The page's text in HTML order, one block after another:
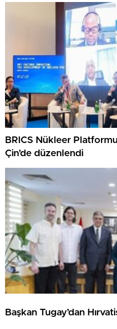
yapılan yatırımdır”
BRICS Nükleer
Çin’de düzenlendi
Başkan Tugay’dan